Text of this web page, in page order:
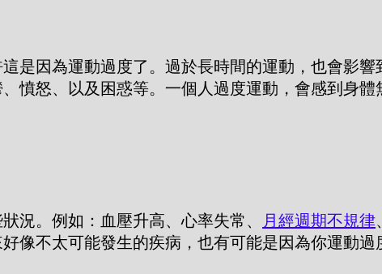
是因為運動過度了。過於長時間的運動，也會影響
憤怒、以及困惑等。一個人過度運動，會感到身體
況。例如：血壓升高、心率失常、 月經週期不規律
像不太可能發生的疾病，也有可能是因為你運動過